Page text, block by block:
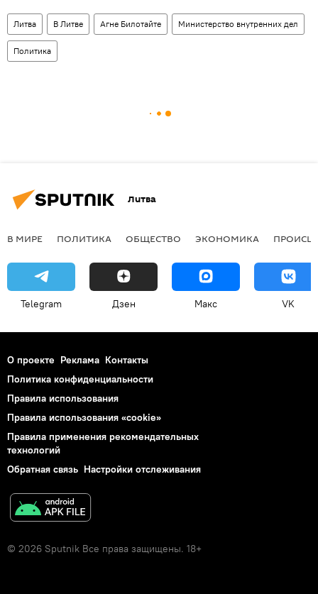
Литва В Литве Агне Билотайте Министерство внутренних дел
Политика
Литва
В МИРЕ ПОЛИТИКА ОБЩЕСТВО ЭКОНОМИКА
Telegram Дзен Макс VK
О проекте Реклама Контакты
Политика конфиденциальности
Правила использования
Правила использования «cookie»
Правила применения рекомендательных
технологий
Обратная связь Настройки отслеживания
© 2026 Sputnik Все права защищены. 18+